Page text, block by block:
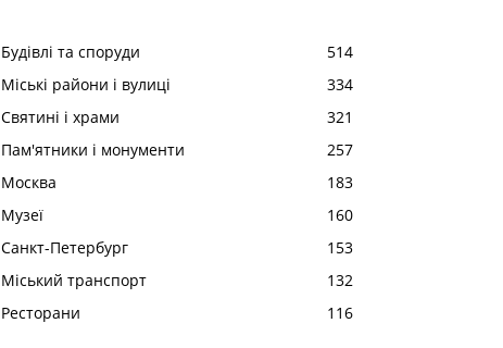
Будівлі та споруди
514
Міські райони і вулиці
334
Святині і храми
321
Пам'ятники і монументи
257
Москва
183
Музеї
160
Санкт-Петербург
153
Міський транспорт
132
Ресторани
116